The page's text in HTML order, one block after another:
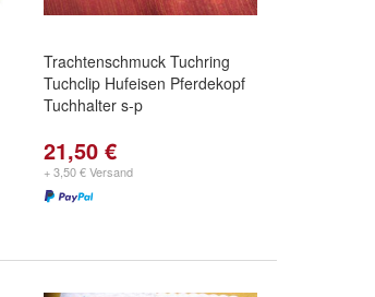
Trachtenschmuck Tuchring
Tuchclip Hufeisen Pferdekopf
Tuchhalter s-p
21,50 €
+ 3,50 € Versand